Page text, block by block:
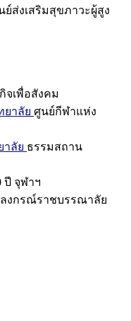
ย์ส่งเสริมสุขภาวะผู้สูง
จเพื่อสังคม
ยาลัย ศูนย์กีฬาแห่ง
าลัย ธรรมสถาน
ปี จุฬาฯ
งกรณ์ราชบรรณาลัย